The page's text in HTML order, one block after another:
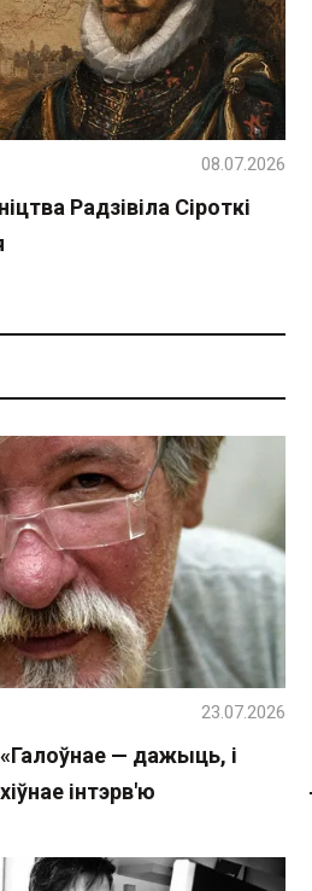
Радзівіла Сіроткі
08.07.2026
— дажыць, і
інтэрв'ю
23.07.2026